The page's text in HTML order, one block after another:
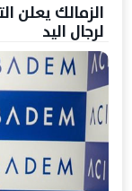
الزمالك يعلن
لرجال اليد